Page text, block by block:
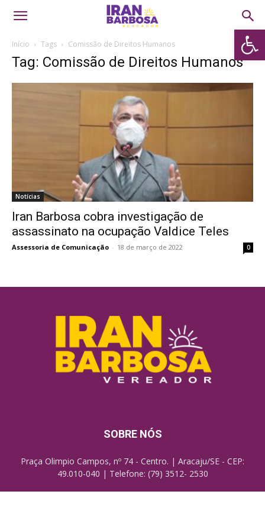
Abrir
Início Tags Comissão de Direitos Humanos
Tag: Comissão de Direitos Humanos
Notícias
Iran Barbosa cobra investigação de
assassinato na ocupação Valdice Teles
Assessoria de Comunicação - 18 de março de 2022 0
SOBRE NÓS
Praça Olimpio Campos, nº 74 - Centro. | Aracaju/SE - CEP:
49.010-040 | Telefone: (79) 3512- 2530